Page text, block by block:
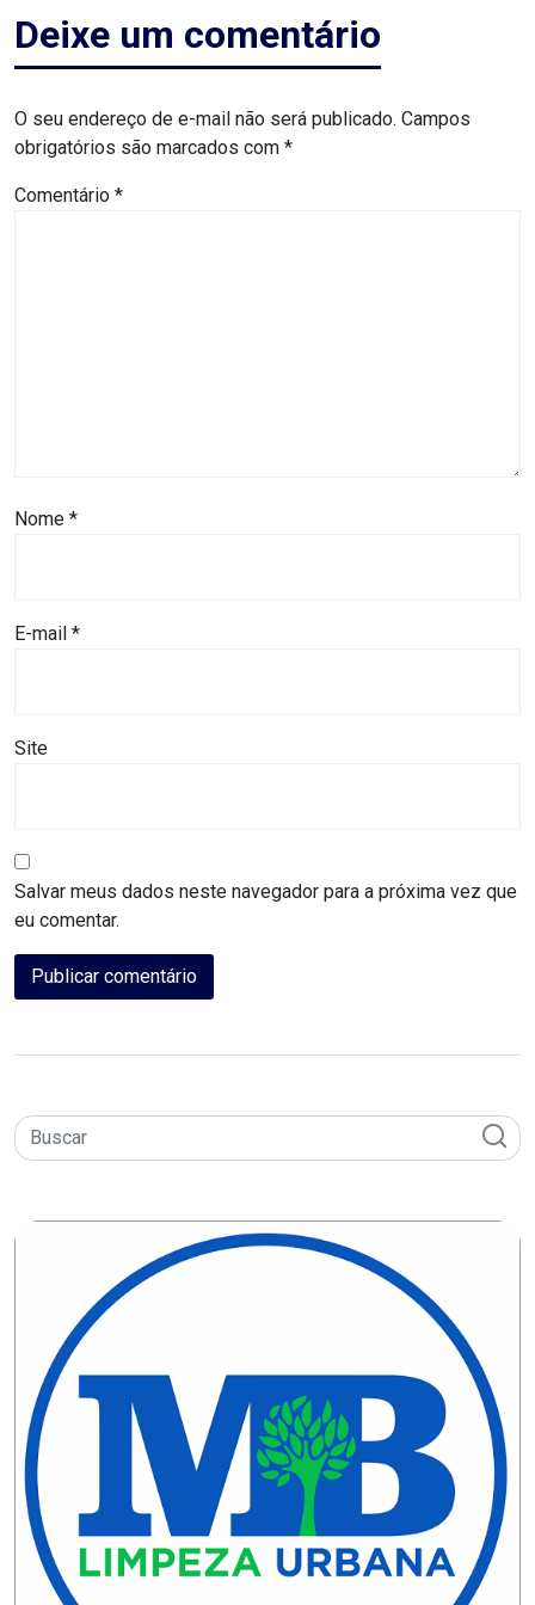
RN
ASSEMBLEIA
E
VOCÊ
DE
CÂMARA
DE
CÂMARA
CÂMARA
FEDERAL
CÂMARA
MUNICIPAL
DE
MACAU
Deixe um comentário
O seu endereço de e-mail não será publicado. Campos
obrigatórios são marcados com *
Comentário *
Nome *
E-mail *
Site
Salvar meus dados neste navegador para a próxima vez que
eu comentar.